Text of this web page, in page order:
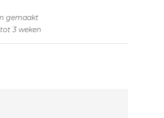
gemaakt
3 weken